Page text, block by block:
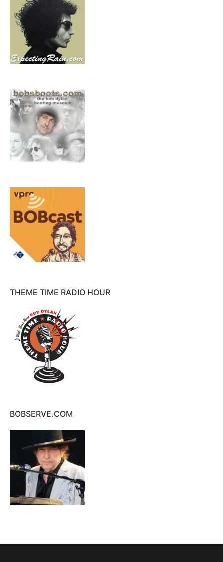
THEME TIME RADIO HOUR
BOBSERVE.COM